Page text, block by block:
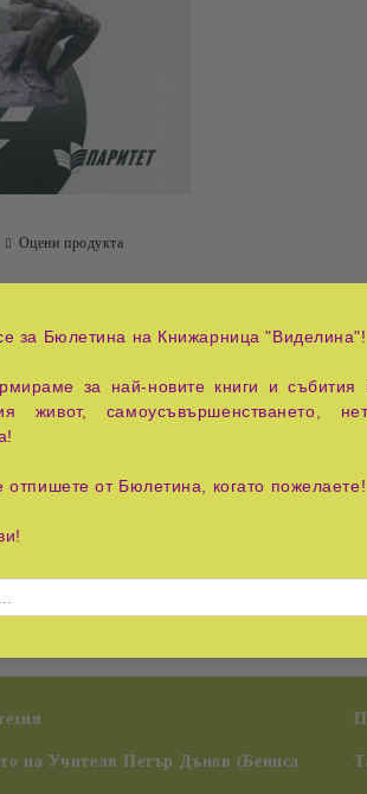
Оцени продукта
не е изпитал усещането, че всичко му
Ако смятаме така, ние сме
е основан на философията
се оглеждаме как живеят другите,
книгата си ситуациите с "черните
Трябва само да знаете как да
на Учителя Петър Дънов (Беинса
за Бюлетина на Книжарница "Виделина"!
за най-новите книги и събития
живот, самоусъвършенстването,
отпишете от Бюлетина, когато пожелаете!